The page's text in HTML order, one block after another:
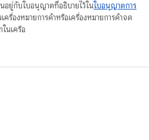
อยู่กับใบอนุญาตที่อธิบายไว้ในใบอนุญาตการ
รื่องหมายการค้าหรือเครื่องหมายการค้าจด
นเครือ